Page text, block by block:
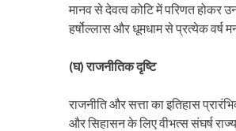
मानव से देवत्व कोटि में परिणत होकर
हर्षोल्लास और धूमधाम से प्रत्येक वर्ष
(घ) राजनीतिक दृष्टि
राजनीति और सत्ता का इतिहास
और सिहासन के लिए वीभत्स संघर्ष